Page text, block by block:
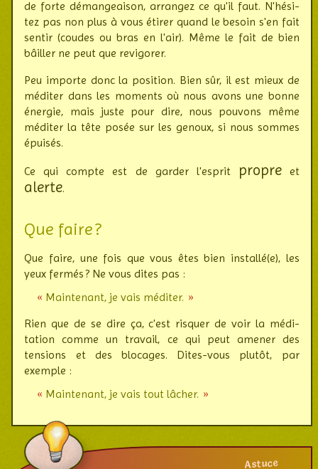
de forte déman­geaison, arrangez ce qu'il faut. N'hési­
tez pas non plus à vous étirer quand le besoin s'en fait
sentir (coudes ou bras en l'air). Même le fait de bien
bâiller ne peut que revi­gorer.
Peu importe donc la position. Bien sûr, il est mieux de
méditer dans les moments où nous avons une bonne
énergie, mais juste pour dire, nous pouvons même
méditer la tête posée sur les genoux, si nous sommes
épuisés.
Ce qui compte est de garder l'esprit propreet
alerte.
Que faire ?
Que faire, une fois que vous êtes bien installé(e), les
yeux fermés ? Ne vous dites pas :
Maintenant, je vais méditer.
Rien que de se dire ça, c'est risquer de voir la médi­
tation comme un travail, ce qui peut amener des
tensions et des blocages. Dites-vous plutôt, par
exemple :
Maintenant, je vais tout lâcher.
Astuce